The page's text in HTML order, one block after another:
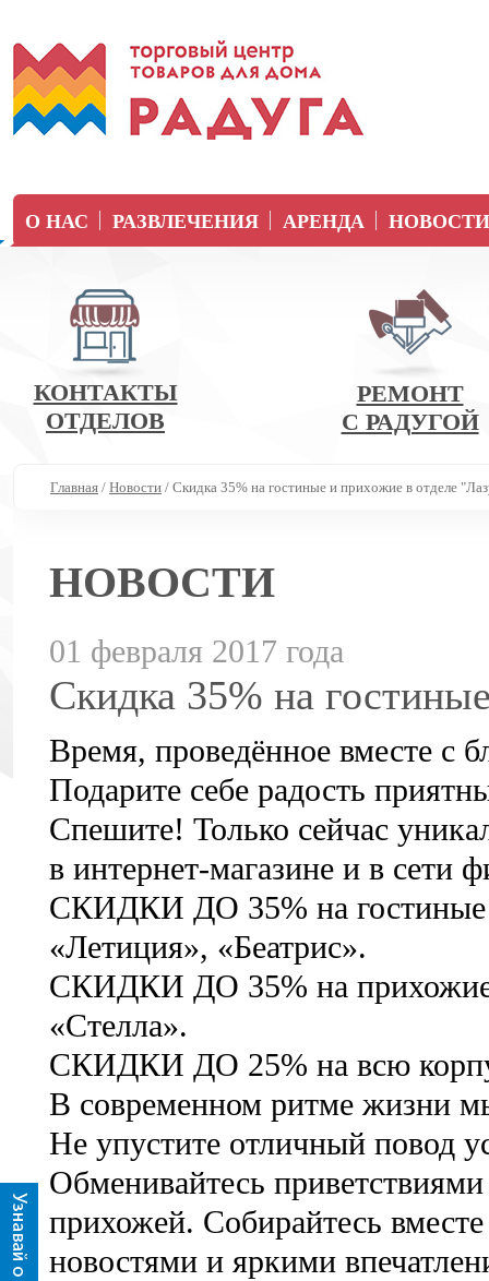
О НАС РАЗВЛЕЧЕНИЯ АРЕНДА НОВОСТИ
КОНТАКТЫ
ОТДЕЛОВ
РЕМОНТ
С РАДУГОЙ
Главная / Новости / Скидка 35% на гостиные и прихожие в отделе
НОВОСТИ
01 февраля 2017 года
Скидка 35% на
Время, проведённое вместе с
Подарите себе радость
Спешите! Только сейчас
в интернет-магазине и в сети
СКИДКИ ДО 35% на гостиные
«Летиция», «Беатрис».
СКИДКИ ДО 35% на прихожие
«Стелла».
СКИДКИ ДО 25% на всю
В современном ритме жизни
Не упустите отличный повод
Обменивайтесь
прихожей. Собирайтесь
новостями и яркими